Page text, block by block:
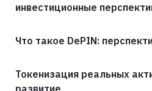
инвестиционные
Что такое DePIN:
Токенизация реальных
развитие